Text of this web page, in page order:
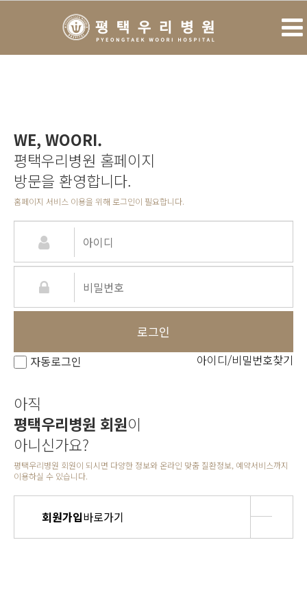
WE, WOORI.
평택우리병원 홈페이지
방문을 환영합니다.
홈페이지 서비스 이용을 위해 로그인이 필요합니다.
로그인
자동로그인 아이디/비밀번호찾기
아직
평택우리병원 회원이
아니신가요?
평택우리병원 회원이 되시면 다양한 정보와 온라인 맞춤 질환정보, 예약서비스까지
이용하실 수 있습니다.
회원가입바로가기